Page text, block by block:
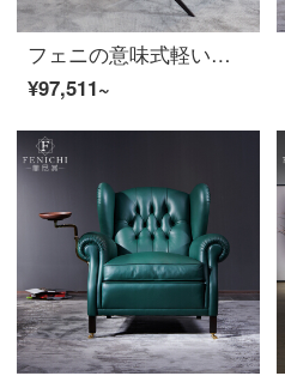
フェニの意味式軽い贅沢なリクライニングチェア現代乳牛革シングルタイガーチェアは別荘ホテルのリビングルームに足を踏み入れることを持っています。
¥97,511~